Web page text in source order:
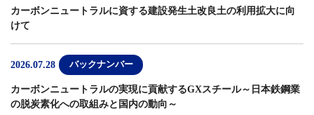
カーボンニュートラルに資する建設発生土改良土の利用拡大に向
けて
2026.07.28 バックナンバー
カーボンニュートラルの実現に貢献するGXスチール～日本鉄鋼業
の脱炭素化への取組みと国内の動向～